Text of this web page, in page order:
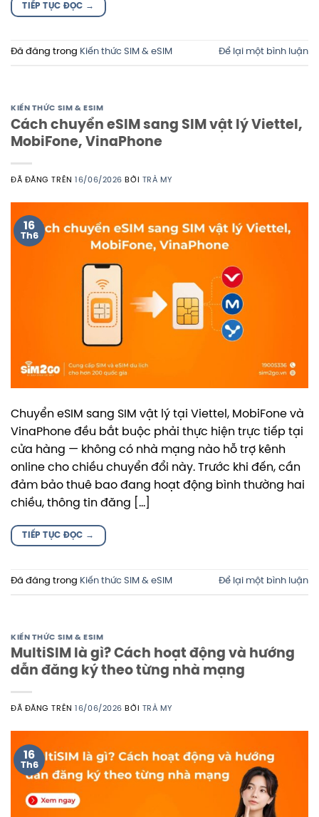
TIẾP TỤC ĐỌC →
Đã đăng trong Kiến thức SIM & eSIM Để lại một bình luận
KIẾN THỨC SIM & ESIM
Cách chuyển eSIM sang SIM vật lý Viettel,
MobiFone, VinaPhone
ĐÃ ĐĂNG TRÊN16/06/2026 BỞI TRÀ MY
16
Th6
Chuyển eSIM sang SIM vật lý tại Viettel, MobiFone và
VinaPhone đều bắt buộc phải thực hiện trực tiếp tại
cửa hàng — không có nhà mạng nào hỗ trợ kênh
online cho chiều chuyển đổi này. Trước khi đến, cần
đảm bảo thuê bao đang hoạt động bình thường hai
chiều, thông tin đăng […]
TIẾP TỤC ĐỌC →
Đã đăng trong Kiến thức SIM & eSIM Để lại một bình luận
KIẾN THỨC SIM & ESIM
MultiSIM là gì? Cách hoạt động và hướng
dẫn đăng ký theo từng nhà mạng
ĐÃ ĐĂNG TRÊN 16/06/2026 BỞI TRÀ MY
16
Th6